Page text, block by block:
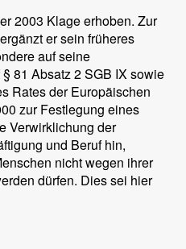
2003 Klage erhoben. Zur
er sein früheres
auf seine
81 Absatz 2 SGB IX sowie
Rates der Europäischen
zur Festlegung eines
Verwirklichung der
und Beruf hin,
nicht wegen ihrer
dürfen. Dies sei hier